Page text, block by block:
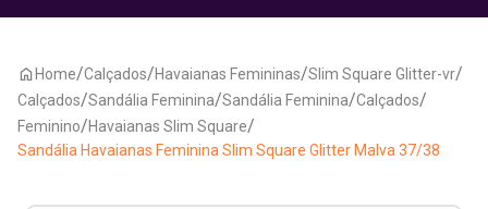
Home/Calçados/Havaianas Femininas/Slim Square Glitter-vr/
Calçados/Sandália Feminina/Sandália Feminina/Calçados/
Feminino/Havaianas Slim Square/
Sandália Havaianas Feminina Slim Square Glitter Malva 37/38